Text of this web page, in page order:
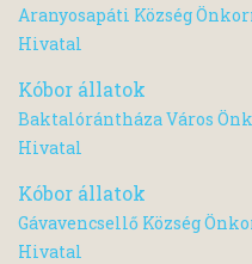
Aranyosapáti Község
Hivatal
Kóbor állatok
Baktalórántháza Város
Hivatal
Kóbor állatok
Gávavencsellő Község
Hivatal